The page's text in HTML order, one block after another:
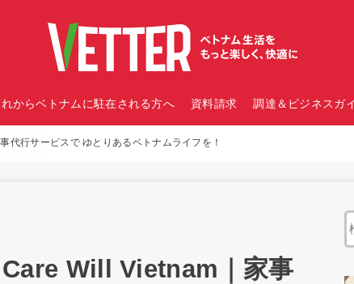
れからベトナムに駐在される方へ 資料請求 調達＆ビジネスガ
代行サービスで ゆとりあるベトナムライフを！
Care Will Vietnam｜家事